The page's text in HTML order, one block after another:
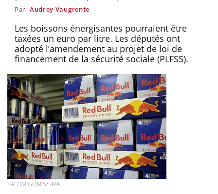
Par Audrey Vaugrente
Les boissons énergisantes pourraient être
taxées un euro par litre. Les députés ont
adopté l’amendement au projet de loi de
financement de la sécurité sociale (PLFSS).
SALOM GOMIS/SIPA